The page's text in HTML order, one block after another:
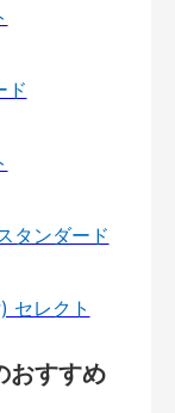
ド
タンダード
セレクト
おすすめ